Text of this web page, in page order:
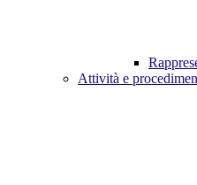
Attività e